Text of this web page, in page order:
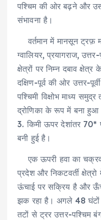
पश्चिम की ओर बढ़ने और
संभावना है।
वर्तमान में मानसून ट्रफ़
ग्वालियर, प्रयागराज,
क्षेत्रों पर निम्न दबाव
दक्षिण-पूर्व की ओर उत्तर-
पश्चिमी विक्षोभ माध्य
द्रोणिका के रूप में बना
3. किमी ऊपर देशांतर 70*
बनी हुई है।
एक ऊपरी हवा का
प्रदेश और निकटवर्ती
ऊंचाई पर सक्रिय है और
झक रहा है। अगले 48 घंटों
तटों से ट्रर उत्तर-पश्चिम